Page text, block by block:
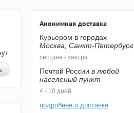
Анонимная доставка
Курьером в городах
Москва, Санкт-Петербург
сегодня - завтра
Почтой России в любой
населеный пункт
4 - 10 дней
подробнее о доставке